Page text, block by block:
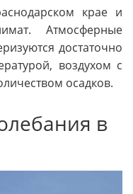
крае и
Атмосферные
достаточно
воздухом с
осадков.
в